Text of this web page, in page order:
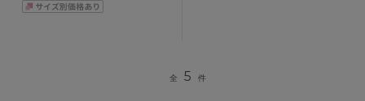
全 5 件